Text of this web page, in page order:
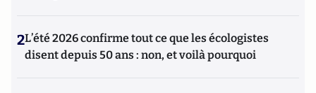
2L’été 2026 confirme tout ce que les écologistes
disent depuis 50 ans : non, et voilà pourquoi